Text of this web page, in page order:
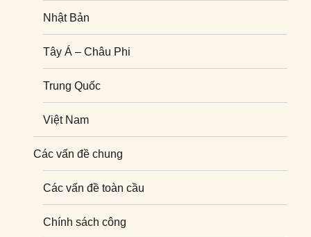
Nghiên cứu quốc tế
Nhật Bản
Tây Á – Châu Phi
Trung Quốc
Việt Nam
Các vấn đề chung
Các vấn đề toàn cầu
Chính sách công